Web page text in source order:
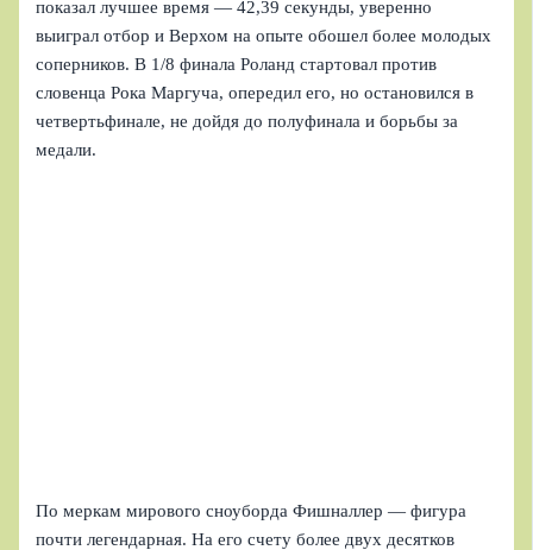
показал лучшее время — 42,39 секунды, уверенно
выиграл отбор и Верхом на опыте обошел более молодых
соперников. В 1/8 финала Роланд стартовал против
словенца Рока Маргуча, опередил его, но остановился в
четвертьфинале, не дойдя до полуфинала и борьбы за
медали.
По меркам мирового сноуборда Фишналлер — фигура
почти легендарная. На его счету более двух десятков